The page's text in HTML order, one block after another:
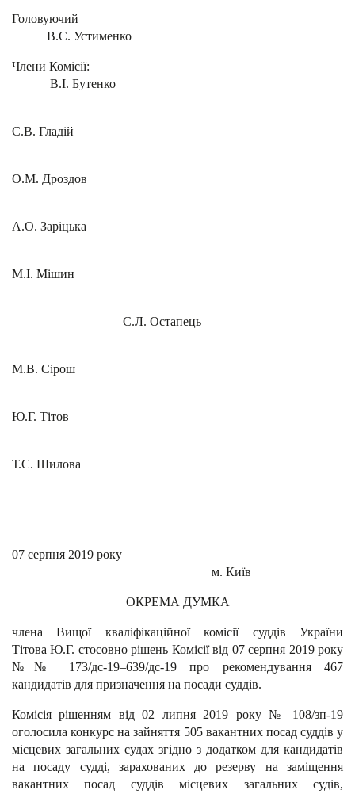
Головуючий
В.Є. Устименко
Члени Комісії:
В.І. Бутенко
С.В. Гладій
О.М. Дроздов
А.О. Заріцька
М.І. Мішин
С.Л. Остапець
М.В. Сірош
Ю.Г. Тітов
Т.С. Шилова
07 серпня 2019 року
м. Київ
ОКРЕМА ДУМКА
члена Вищої кваліфікаційної комісії суддів України
Тітова Ю.Г. стосовно рішень Комісії від 07 серпня 2019 року
№№ 173/дс-19–639/дс-19 про рекомендування 467
кандидатів для призначення на посади суддів.
Комісія рішенням від 02 липня 2019 року № 108/зп-19
оголосила конкурс на зайняття 505 вакантних посад суддів у
місцевих загальних судах згідно з додатком для кандидатів
на посаду судді, зарахованих до резерву на заміщення
вакантних посад суддів місцевих загальних судів,